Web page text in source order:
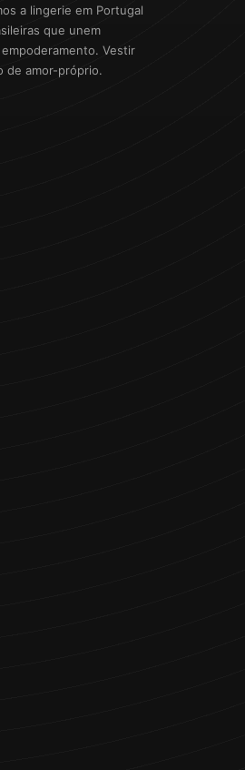
a lingerie em Portugal
que unem
Vestir
de amor-próprio.